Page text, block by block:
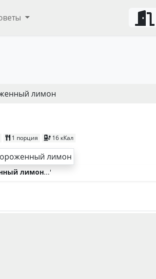
лимон
1 порция 16 кКал
лимон...'